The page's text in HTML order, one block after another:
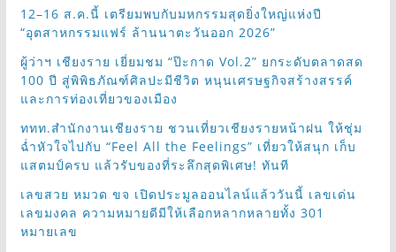
12–16 ส.ค.นี้ เตรียมพบกับมหกรรมสุดยิ่งใหญ่แห่งปี
“อุตสาหกรรมแฟร์ ล้านนาตะวันออก 2026”
ผู้ว่าฯ เชียงราย เยี่ยมชม “ป๊ะกาด Vol.2” ยกระดับตลาดสด
100 ปี สู่พิพิธภัณฑ์ศิลปะมีชีวิต หนุนเศรษฐกิจสร้างสรรค์
และการท่องเที่ยวของเมือง
ททท.สำนักงานเชียงราย ชวนเที่ยวเชียงรายหน้าฝน ให้ชุ่ม
ฉ่ำหัวใจไปกับ “Feel All the Feelings” เที่ยวให้สนุก เก็บ
แสตมป์ครบ แล้วรับของที่ระลึกสุดพิเศษ! ทันที
เลขสวย หมวด ขจ เปิดประมูลออนไลน์แล้ววันนี้ เลขเด่น
เลขมงคล ความหมายดีมีให้เลือกหลากหลายทั้ง 301
หมายเลข